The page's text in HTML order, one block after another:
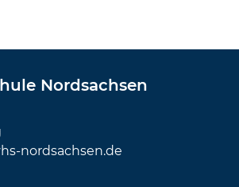
Nordsachsen
nordsachsen.de